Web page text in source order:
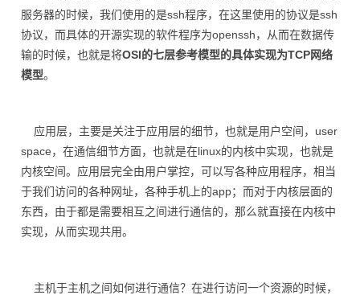
服务器的时候，我们使用的是ssh程序，在这里使用的协议是ssh
协议，而具体的开源实现的软件程序为openssh，从而在数据传
输的时候，也就是将OSI的七层参考模型的具体实现为TCP网络
模型。
应用层，主要是关注于应用层的细节，也就是用户空间，user
space，在通信细节方面，也就是在linux的内核中实现，也就是
内核空间。应用层完全由用户掌控，可以写各种应用程序，相当
于我们访问的各种网址，各种手机上的app；而对于内核层面的
东西，由于都是需要相互之间进行通信的，那么就直接在内核中
实现，从而实现共用。
主机于主机之间如何进行通信？在进行访问一个资源的时候，